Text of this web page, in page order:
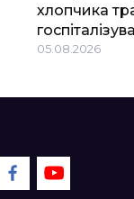
хлопчика
05.08.2026